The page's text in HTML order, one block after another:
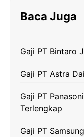
o
k
g
a
m
Baca Juga
Gaji PT Bintaro
Gaji PT Astra
Gaji PT
Terlengkap
Gaji PT